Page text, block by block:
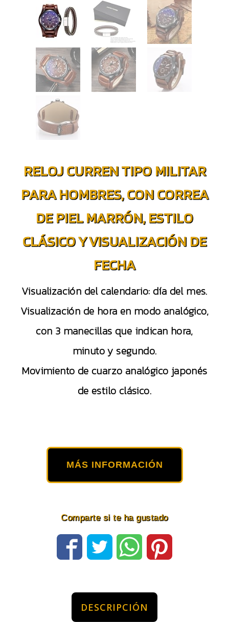
RELOJ CURREN TIPO MILITAR
PARA HOMBRES, CON CORREA
DE PIEL MARRÓN, ESTILO
CLÁSICO Y VISUALIZACIÓN DE
FECHA
Visualización del calendario: día del mes.
Visualización de hora en modo analógico,
con 3 manecillas que indican hora,
minuto y segundo.
Movimiento de cuarzo analógico japonés
de estilo clásico.
MÁS INFORMACIÓN
Comparte si te ha gustado
DESCRIPCIÓN